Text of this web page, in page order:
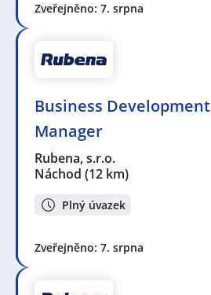
Zveřejněno: 7. srpna
Business Development
Manager
Rubena, s.r.o.
Náchod (12 km)
Plný úvazek
Zveřejněno: 7. srpna